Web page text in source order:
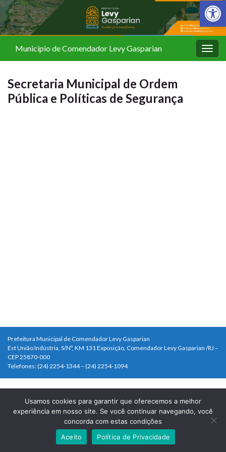
Barra de
Município de Comendador Levy Gasparian
Secretaria Municipal de Ordem
Pública e Políticas de Segurança
Prefeitura Municipal de Comendador Levy Gasparian
Est União Indústria, S/Nº, KM 131 Exposição, Comendador Levy Gasparian /RJ –
CEP 25870-000
Telefones: (24) 2254-1344 – (24) 2254-1094
Usamos cookies para garantir que oferecemos a melhor
experiência em nosso site. Se você continuar navegando, você
concorda com estas condições
Aceito
Política de Privacidade